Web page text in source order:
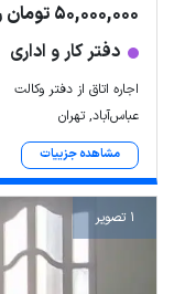
50,000,000 تومان رهن
دفتر کار و اداری
اجاره اتاق از دفتر وکالت
عباس‌آباد, تهران
مشاهده جزییات
1 تصویر